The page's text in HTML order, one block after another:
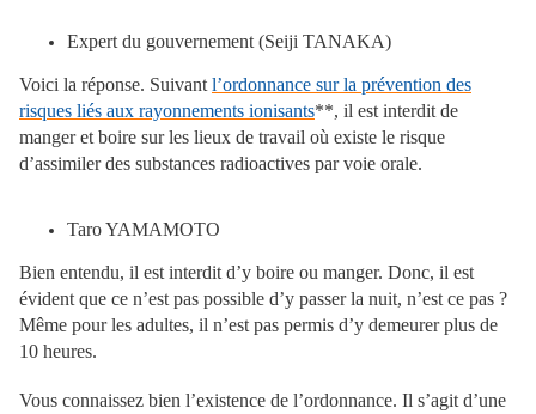
Expert du gouvernement (Seiji TANAKA)
Voici la réponse. Suivant l’ordonnance sur la prévention des
risques liés aux rayonnements ionisants**, il est interdit de
manger et boire sur les lieux de travail où existe le risque
d’assimiler des substances radioactives par voie orale.
Taro YAMAMOTO
Bien entendu, il est interdit d’y boire ou manger. Donc, il est
évident que ce n’est pas possible d’y passer la nuit, n’est ce pas ?
Même pour les adultes, il n’est pas permis d’y demeurer plus de
10 heures.
Vous connaissez bien l’existence de l’ordonnance. Il s’agit d’une